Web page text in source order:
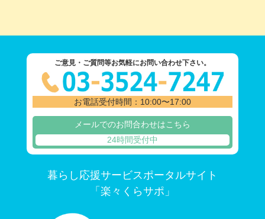
ご意見・ご質問等お気軽にお問い合わせ下さい。
お電話受付時間：10:00〜17:00
メールでのお問合わせはこちら
24時間受付中
暮らし応援サービスポータルサイト
「楽々くらサポ」